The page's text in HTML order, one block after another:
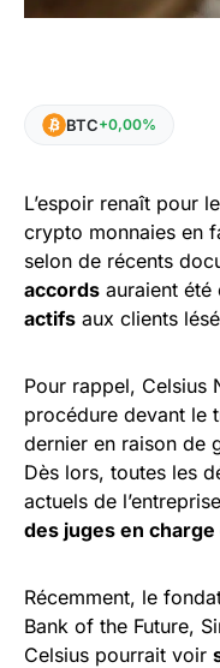
BTC+0,00%
L’espoir renaît pour
crypto monnaies en
selon de récents
accords auraient
actifs aux clients
Pour rappel, Celsius
procédure devant le
dernier en raison de
Dès lors, toutes les
actuels de
des juges en
Récemment, le
Bank of the Future,
Celsius pourrait voir